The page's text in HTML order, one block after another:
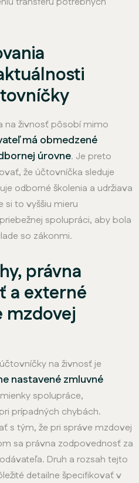
na živnosť pôsobí mimo
má obmedzené
úrovne. Je preto
že účtovníčka sleduje
odborné školenia a udržiava
si to vyššiu mieru
spolupráci, aby bola
so zákonmi.
právna
a externé
mzdovej
na živnosť je
nastavené zmluvné
spolupráce,
prípadných chybách.
s tým, že pri správe mzdovej
sa právna zodpovednosť za
Druh a rozsah tejto
detailne špecifikovať v